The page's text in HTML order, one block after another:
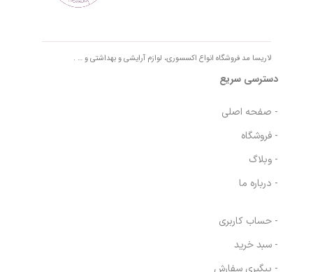
لاریسا مد فروشگاه انواع اکسسوری، لوازم آرایشی و بهداشتی و … .
دسترسی سریع
- صفحه اصلی
- فروشگاه
- وبلاگ
- درباره ما
- حساب کاربری
- سبد خرید
- پیگیری سفارش